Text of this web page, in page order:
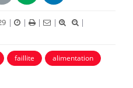
| | | |
|
faillite
alimentation